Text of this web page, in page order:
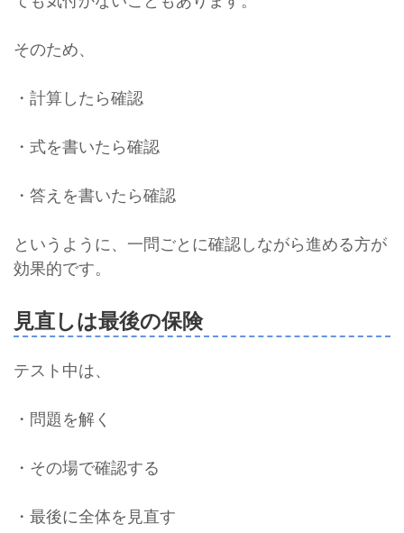
そのため、
・計算したら確認
・式を書いたら確認
・答えを書いたら確認
というように、一問ごとに確認しながら進める方が
効果的です。
見直しは最後の保険
テスト中は、
・問題を解く
・その場で確認する
・最後に全体を見直す